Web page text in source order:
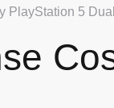
PlayStation 5